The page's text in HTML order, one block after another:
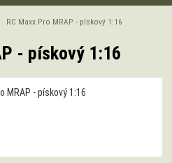
RC Maxx Pro MRAP - pískový 1:16
- pískový 1:16